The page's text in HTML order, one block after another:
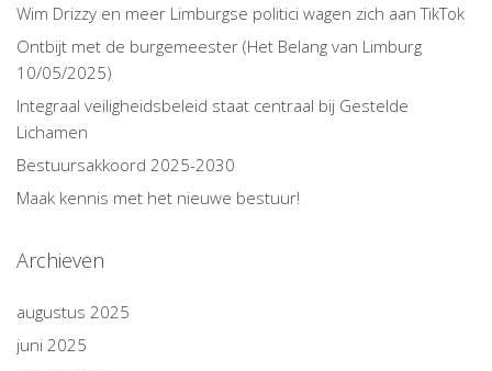
Wim Drizzy en meer Limburgse politici wagen zich aan TikTok
Ontbijt met de burgemeester (Het Belang van Limburg
10/05/2025)
Integraal veiligheidsbeleid staat centraal bij Gestelde
Lichamen
Bestuursakkoord 2025-2030
Maak kennis met het nieuwe bestuur!
Archieven
augustus 2025
juni 2025